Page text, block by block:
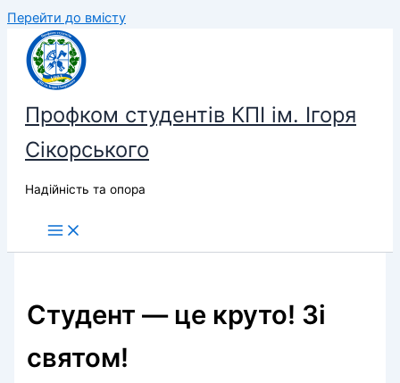
Перейти до вмісту
Профком студентів КПІ ім. Ігоря
Сікорського
Надійність та опора
Студент — це круто! Зі
святом!